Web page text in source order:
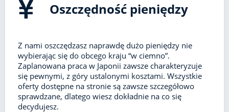
Oszczędność pieniędzy
Z nami oszczędzasz naprawdę dużo pieniędzy nie
wybierając się do obcego kraju “w ciemno”.
Zaplanowana praca w Japonii zawsze charakteryzuje
się pewnymi, z góry ustalonymi kosztami. Wszystkie
oferty dostępne na stronie są zawsze szczegółowo
sprawdzane, dlatego wiesz dokładnie na co się
decydujesz.